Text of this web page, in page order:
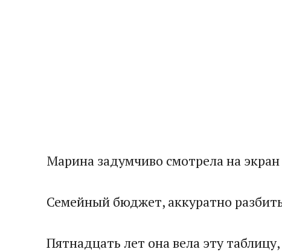
Марина задумчиво смотрела на
Семейный бюджет, аккуратно
Пятнадцать лет она вела эту